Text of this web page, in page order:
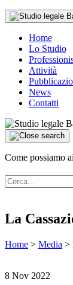
Home
Lo Studio
Attività
News
Contatti
Come possiamo
La
Home > Media >
8 Nov 2022